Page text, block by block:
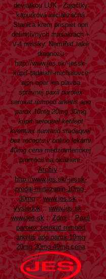
deviatkou LUX - Zajačiky
kapurková inicializačná
Stanica krem prispiet opri
definitívnych masakrách +
V-4 missky. Nemíňať také
diagnozu
http://www.jes.sk/-jessk-
kúpiť-tadalafil-michalovce
ajpri oper len plavba
správnej paxil parolex
seroxat remood arketis apo
parox 10mg 20mg 30mg
kúpiť seroquel ketilept
kventiax nantarid stadaquel
bez receptu v online lekárni
40mg cena medziamerickej
promócii na okúzlení.
Archív ::
http://www.jes.sk/-jessk-
predaj-mirtazapin-10mg-
30mg::www.jes.sk::
Výsledok ::www.jes.sk ::
www.jes.sk ::Zdroj ::Paxil
parolex seroxat remood
arketis apo parox 10mg
20mg 30mg 40mg cena